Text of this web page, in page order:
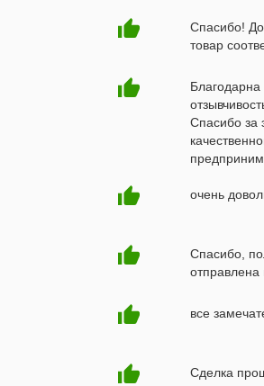
Спасибо!
товар
Спасибо за
очень
Спасибо,
отправлена
все
Сделка